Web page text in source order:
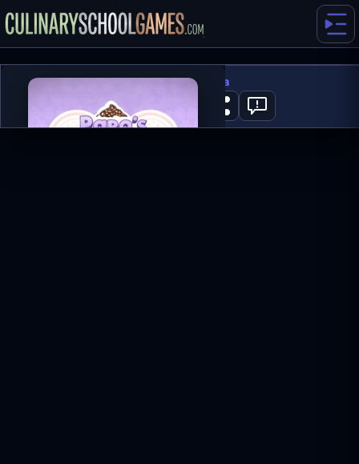
Papa's Scooperia
1